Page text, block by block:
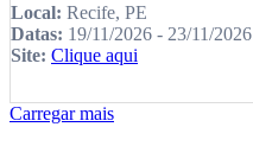
Local: Recife, PE
Datas: 19/11/2026 - 23/11/2026
Site: Clique aqui
Carregar mais